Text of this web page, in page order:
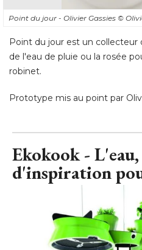
Point du jour - Olivier Gassies ©
Point du jour est un collecteur
de l'eau de pluie ou la rosée
robinet.
Prototype mis au point par
Ekokook -
d'inspiration